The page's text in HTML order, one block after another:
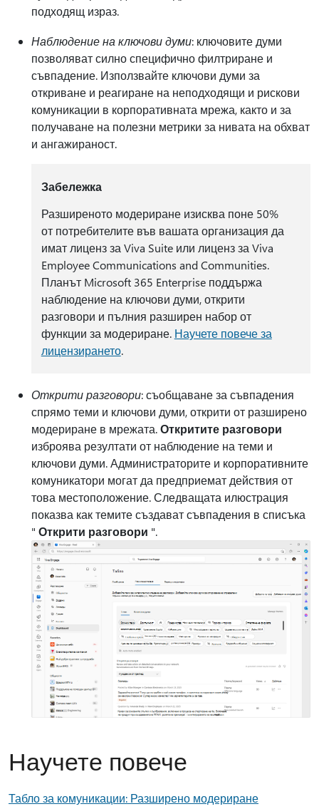
подходящ израз.
Наблюдение на ключови думи: ключовите думи
позволяват силно специфично филтриране и
съвпадение. Използвайте ключови думи за
откриване и реагиране на неподходящи и рискови
комуникации в корпоративната мрежа, както и за
получаване на полезни метрики за нивата на обхват
и ангажираност.
Забележка
Разширеното модериране изисква поне 50%
от потребителите във вашата организация да
имат лиценз за Viva Suite или лиценз за Viva
Employee Communications and Communities.
Планът Microsoft 365 Enterprise поддържа
наблюдение на ключови думи, открити
разговори и пълния разширен набор от
функции за модериране. Научете повече за
лицензирането.
Открити разговори: съобщаване за съвпадения
спрямо теми и ключови думи, открити от разширено
модериране в мрежата.Откритите разговори
изброява резултати от наблюдение на теми и
ключови думи. Администраторите и корпоративните
комуникатори могат да предприемат действия от
това местоположение. Следващата илюстрация
показва как темите създават съвпадения в списъка
" Открити разговори ".
Научете повече
Табло за комуникации: Разширено модериране